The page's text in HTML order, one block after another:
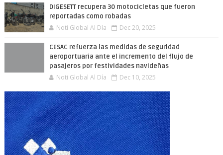
DIGESETT recupera 30 motocicletas que fueron
reportadas como robadas
Noti Global Al Día Dec 20, 2025
CESAC refuerza las medidas de seguridad
aeroportuaria ante el incremento del flujo de
pasajeros por festividades navideñas
Noti Global Al Día Dec 10, 2025